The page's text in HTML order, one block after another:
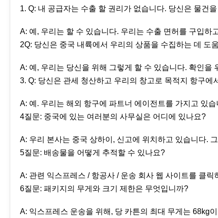
1. Q: 내 공급자는 수출 할 권리가 없습니다. 당신은 물건
A: 예, 우리는 할 수 있습니다. 우리는 수출 면허를 구입
2Q: 당신은 중국 내륙에서 우리의 상품을 수집하는 데 도
A: 예, 우리는 당신을 위해 그렇게 할 수 있습니다. 확인을
3. Q: 당신은 관세 청산하고 우리의 창고로 목적지 항구
A: 예. 우리는 해외 항구에 파트너 에이전트를 가지고 있
4질문: 중국에 있는 여러분의 사무실은 어디에 있나요?
A: 우리 본사는 중국 상하이, 신고에 위치하고 있습니다.
5질문: 배송물을 어떻게 추적할 수 있나요?
A: 관련 익스프레스 / 항공사 / 운송 회사 웹 사이트를 클
6질문: 패키지의 무게와 크기 제한은 무엇입니까?
A: 익스프레스 운송을 위해, 당 카튼의 최대 무게는 68kg